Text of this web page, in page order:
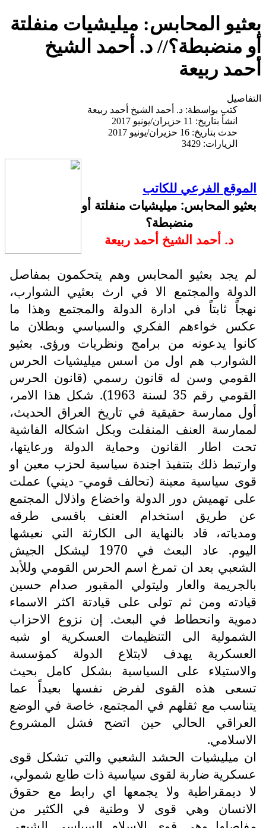
بعثيو المحابس: ميليشيات منفلتة
أو منضبطة؟// د. أحمد الشيخ
أحمد ربيعة
التفاصيل
كتب بواسطة: د. أحمد الشيخ أحمد ربيعة
انشأ بتاريخ: 11 حزيران/يونيو 2017
حدث بتاريخ: 16 حزيران/يونيو 2017
الزيارات: 3429
الموقع الفرعي للكاتب
بعثيو المحابس: ميليشيات منفلتة أو
منضبطة؟
د. أحمد الشيخ أحمد ربيعة
لم يجد بعثيو المحابس وهم يتحكمون بمفاصل
الدولة والمجتمع الا في ارث بعثيي الشوارب،
نهجاً ثابتاً في ادارة الدولة والمجتمع وهذا ما
عكس خواءهم الفكري والسياسي وبطلان ما
كانوا يدعونه من برامج ونظريات ورؤى. بعثيو
الشوارب هم اول من اسس ميليشيات الحرس
القومي وسن له قانون رسمي (قانون الحرس
القومي رقم 35 لسنة 1963). شكل هذا الامر،
أول ممارسة حقيقية في تاريخ العراق الحديث،
لممارسة العنف المنفلت وبكل اشكاله الفاشية
تحت اطار القانون وحماية الدولة ورعايتها،
وارتبط ذلك بتنفيذ اجندة سياسية لحزب معين او
قوى سياسية معينة (تحالف قومي- ديني) عملت
على تهميش دور الدولة واخضاع واذلال المجتمع
عن طريق استخدام العنف باقسى طرقه
ومدياته، قاد بالنهاية الى الكارثة التي نعيشها
اليوم. عاد البعث في 1970 ليشكل الجيش
الشعبي بعد ان تمرغ اسم الحرس القومي وللأبد
بالجريمة والعار وليتولي المقبور صدام حسين
قيادته ومن ثم تولى على قيادتة اكثر الاسماء
دموية وانحطاط في البعث. إن نزوع الاحزاب
الشمولية الى التنظيمات العسكرية او شبه
العسكرية يهدف لابتلاع الدولة كمؤسسة
والاستيلاء على السياسية بشكل كامل بحيث
تسعى هذه القوى لفرض نفسها بعيداً عما
يتناسب مع ثقلهم في المجتمع، خاصة في الوضع
العراقي الحالي حين اتضح فشل المشروع
الاسلامي.
ان ميليشيات الحشد الشعبي والتي تشكل قوى
عسكرية ضاربة لقوى سياسية ذات طابع شمولي،
لا ديمقراطية ولا يجمعها اي رابط مع حقوق
الانسان وهي قوى لا وطنية في الكثير من